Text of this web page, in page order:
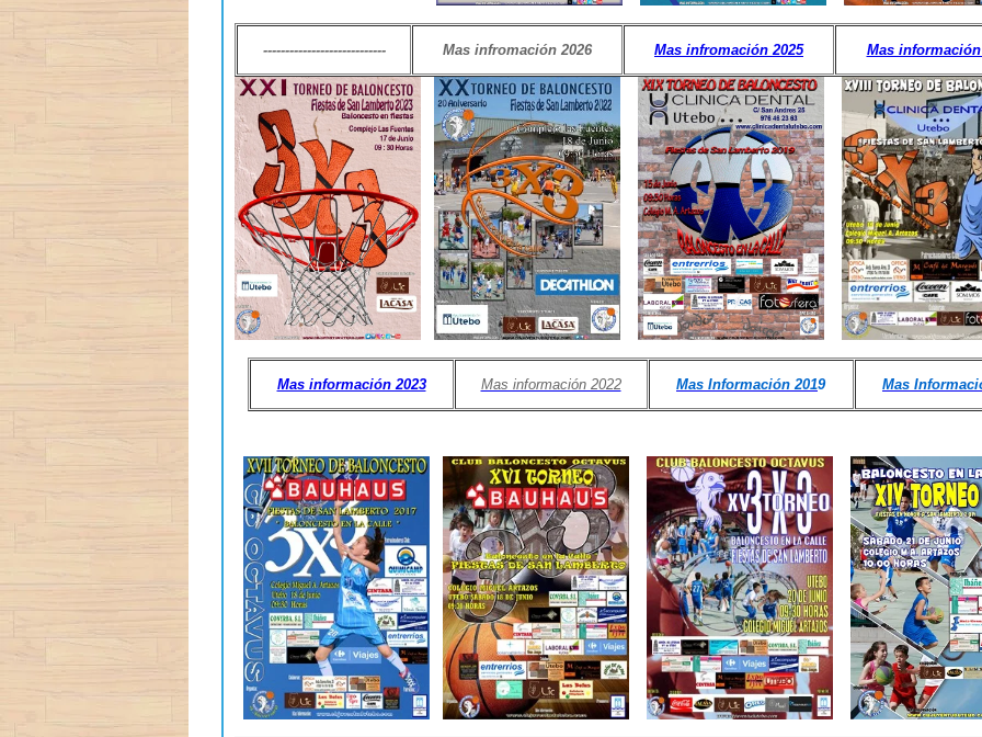
---------------------------- Mas infromación 2026 Mas infromación 2025 Mas información
Mas información 2023 Mas información 2022 Mas Información 2019 Mas